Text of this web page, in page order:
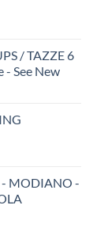
/ TAZZE 6
- See New
- MODIANO -